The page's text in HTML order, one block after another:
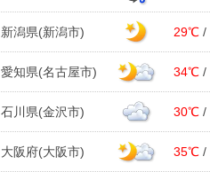
新潟県(新潟市) 29℃ /
愛知県(名古屋市) 34℃ /
石川県(金沢市) 30℃ /
大阪府(大阪市) 35℃ /